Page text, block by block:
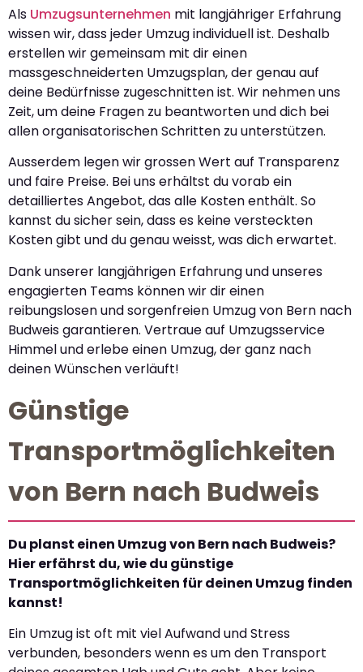
Als Umzugsunternehmen mit langjähriger Erfahrung
wissen wir, dass jeder Umzug individuell ist. Deshalb
erstellen wir gemeinsam mit dir einen
massgeschneiderten Umzugsplan, der genau auf
deine Bedürfnisse zugeschnitten ist. Wir nehmen uns
Zeit, um deine Fragen zu beantworten und dich bei
allen organisatorischen Schritten zu unterstützen.
Ausserdem legen wir grossen Wert auf Transparenz
und faire Preise. Bei uns erhältst du vorab ein
detailliertes Angebot, das alle Kosten enthält. So
kannst du sicher sein, dass es keine versteckten
Kosten gibt und du genau weisst, was dich erwartet.
Dank unserer langjährigen Erfahrung und unseres
engagierten Teams können wir dir einen
reibungslosen und sorgenfreien Umzug von Bern nach
Budweis garantieren. Vertraue auf Umzugsservice
Himmel und erlebe einen Umzug, der ganz nach
deinen Wünschen verläuft!
Günstige
Transportmöglichkeiten
von Bern nach Budweis
Du planst einen Umzug von Bern nach Budweis?
Hier erfährst du, wie du günstige
Transportmöglichkeiten für deinen Umzug finden
kannst!
Ein Umzug ist oft mit viel Aufwand und Stress
verbunden, besonders wenn es um den Transport